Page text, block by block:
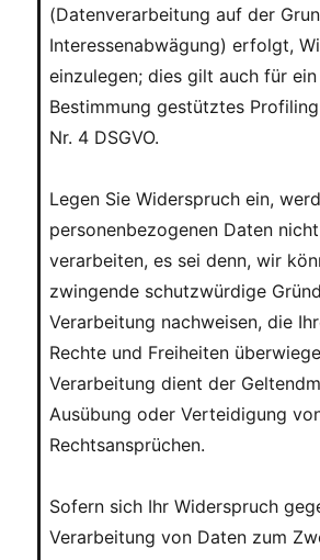
(Datenverarbeitung auf der
Interessenabwägung) erfolgt,
einzulegen; dies gilt auch für
Bestimmung gestütztes
Nr. 4 DSGVO.
Legen Sie Widerspruch ein,
personenbezogenen Daten
verarbeiten, es sei denn, wir
zwingende schutzwürdige
Verarbeitung nachweisen, die
Rechte und Freiheiten
Verarbeitung dient der
Ausübung oder Verteidigung
Rechtsansprüchen.
Sofern sich Ihr Widerspruch
Verarbeitung von Daten zum